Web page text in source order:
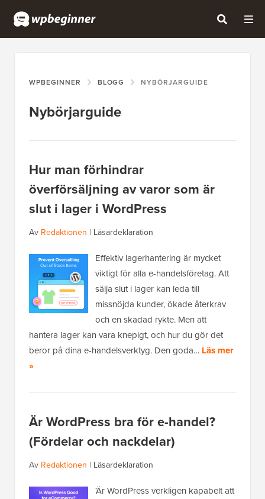
WPBEGINNER BLOGG NYBÖRJARGUIDE
Nybörjarguide
Hur man förhindrar
överförsäljning av varor som är
slut i lager i WordPress
Av Redaktionen | Läsardeklaration
Effektiv lagerhantering är mycket
viktigt för alla e-handelsföretag. Att
sälja slut i lager kan leda till
missnöjda kunder, ökade återkrav
och en skadad rykte. Men att
hantera lager kan vara knepigt, och hur du gör det
beror på dina e-handelsverktyg. Den goda… Läs mer
»
Är WordPress bra för e-handel?
(Fördelar och nackdelar)
Av Redaktionen | Läsardeklaration
‘Är WordPress verkligen kapabelt att